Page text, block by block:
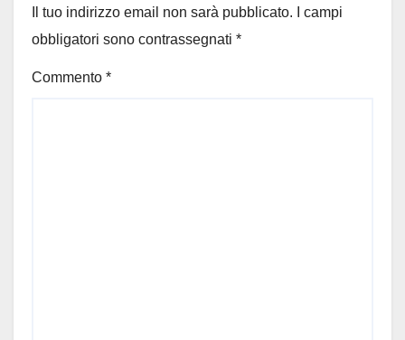
Il tuo indirizzo email non sarà pubblicato.
I campi
obbligatori sono contrassegnati *
Commento *